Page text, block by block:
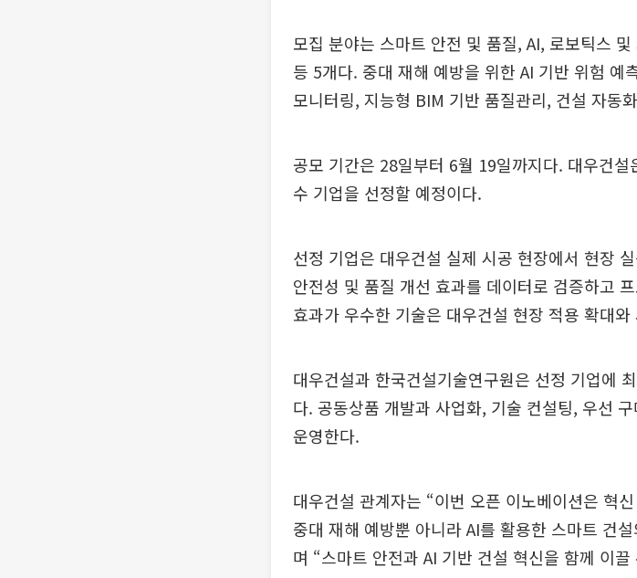
모집 분야는 스마트 안전 및 품질, AI, 로보틱스
등 5개다. 중대 재해 예방을 위한 AI 기반 위험 예
모니터링, 지능형 BIM 기반 품질관리, 건설 자동
공모 기간은 28일부터 6월 19일까지다. 대우건
수 기업을 선정할 예정이다.
선정 기업은 대우건설 실제 시공 현장에서 현장
안전성 및 품질 개선 효과를 데이터로 검증하고
효과가 우수한 기술은 대우건설 현장 적용 확대
대우건설과 한국건설기술연구원은 선정 기업에
다. 공동상품 개발과 사업화, 기술 컨설팅, 우선
운영한다.
대우건설 관계자는 “이번 오픈 이노베이션은 혁
중대 재해 예방뿐 아니라 AI를 활용한 스마트 건
며 “스마트 안전과 AI 기반 건설 혁신을 함께 이